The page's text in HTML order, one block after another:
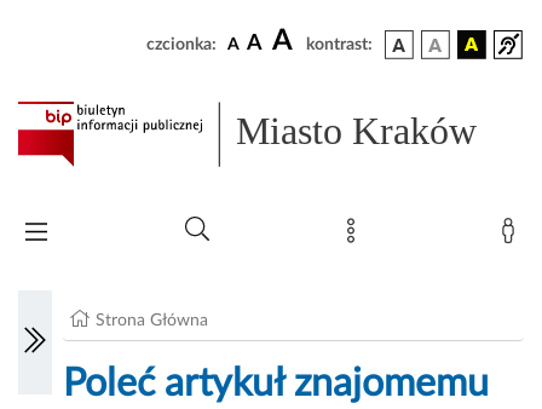
czcionka: A A A kontrast:
Miasto Kraków
Strona Główna
Poleć artykuł znajomemu